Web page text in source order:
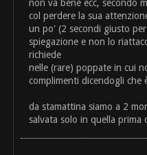
non va bene ecc, secondo
col perdere la sua
un po' (2 secondi giusto
spiegazione e non lo
richiede
nelle (rare) poppate in cui
complimenti dicendogli che
da stamattina siamo a 2
salvata solo in quella prima